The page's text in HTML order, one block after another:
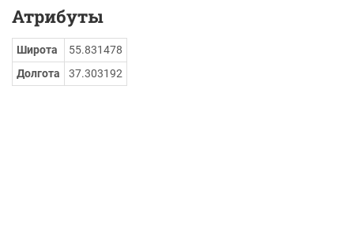
Атрибуты
Широта
55.831478
Долгота
37.303192